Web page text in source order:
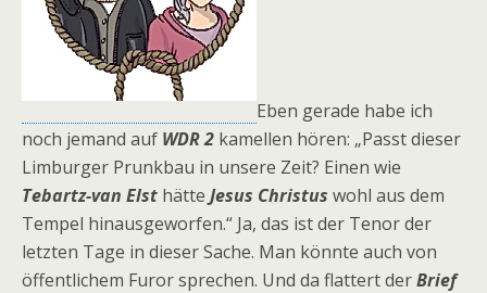
Eben gerade habe ich
noch jemand auf WDR 2 kamellen hören: „Passt dieser
Limburger Prunkbau in unsere Zeit? Einen wie
Tebartz-van Elst hätte Jesus Christus wohl aus dem
Tempel hinausgeworfen.“ Ja, das ist der Tenor der
letzten Tage in dieser Sache. Man könnte auch von
öffentlichem Furor sprechen. Und da flattert derBrief